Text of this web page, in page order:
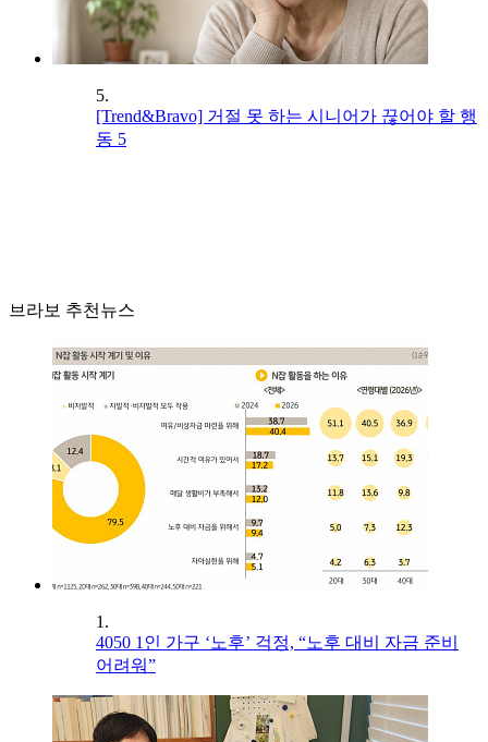
5.
[Trend&Bravo] 거절 못 하는 시니어가 끊어야 할 행
동 5
브라보 추천뉴스
1.
4050 1인 가구 ‘노후’ 걱정, “노후 대비 자금 준비
어려워”